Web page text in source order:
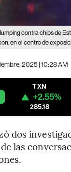
contra chips de
en el centro de
2025 | 10:28 AM
TXN
+2.55%
285.18
dos
las